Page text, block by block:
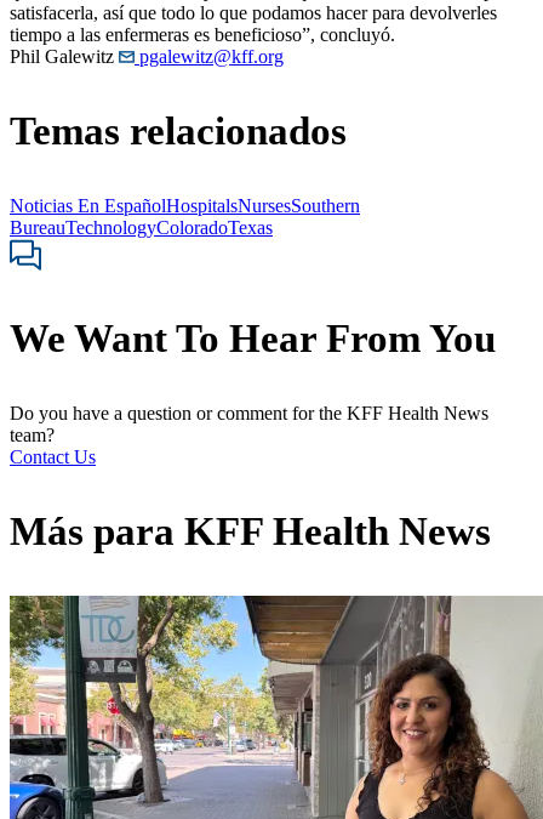
satisfacerla, así que todo lo que podamos hacer para devolverles
tiempo a las enfermeras es beneficioso”, concluyó.
Phil Galewitz
pgalewitz@kff.org
Temas relacionados
Noticias En EspañolHospitalsNursesSouthern
BureauTechnologyColoradoTexas
We Want To Hear From You
Do you have a question or comment for the KFF Health News
team?
Contact Us
Más para KFF Health News